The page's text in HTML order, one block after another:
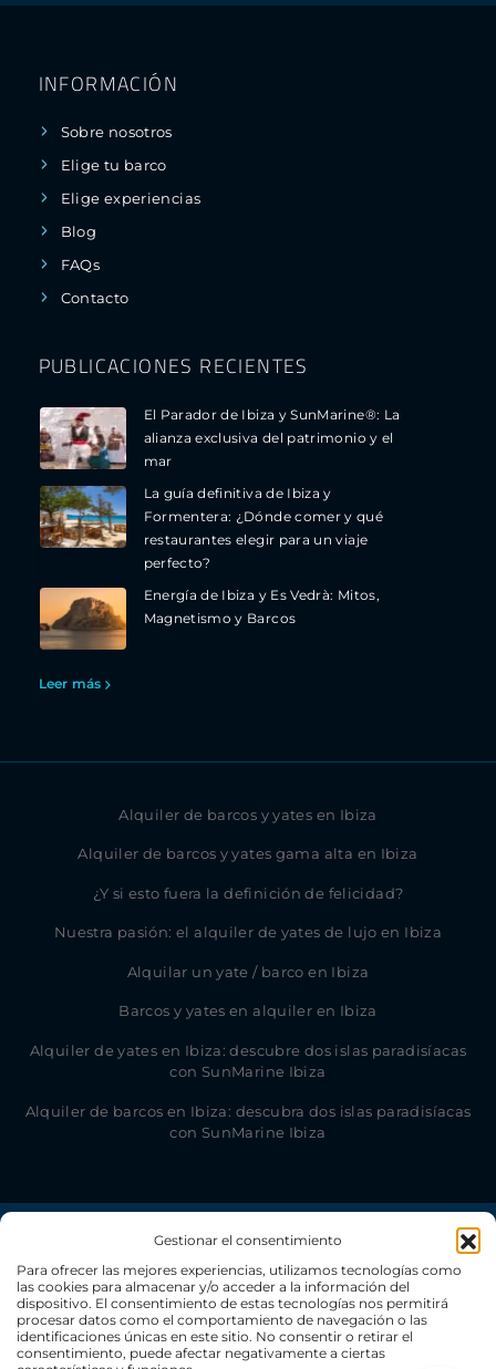
Gestionar el consentimiento
Para ofrecer las mejores experiencias, utilizamos tecnologías como
las cookies para almacenar y/o acceder a la información del
dispositivo. El consentimiento de estas tecnologías nos permitirá
procesar datos como el comportamiento de navegación o las
identificaciones únicas en este sitio. No consentir o retirar el
consentimiento, puede afectar negativamente a ciertas
INFORMACIÓN
Sobre nosotros
Elige tu barco
Elige experiencias
Blog
FAQs
Contacto
PUBLICACIONES RECIENTES
El Parador de Ibiza y SunMarine®: La
alianza exclusiva del patrimonio y el
mar
La guía definitiva de Ibiza y
Formentera: ¿Dónde comer y qué
restaurantes elegir para un viaje
perfecto?
Energía de Ibiza y Es Vedrà: Mitos,
Magnetismo y Barcos
Leer más
Alquiler de barcos y yates en Ibiza
Alquiler de barcos y yates gama alta en Ibiza
¿Y si esto fuera la definición de felicidad?
Nuestra pasión: el alquiler de yates de lujo en Ibiza
Alquilar un yate / barco en Ibiza
Barcos y yates en alquiler en Ibiza
Alquiler de yates en Ibiza: descubre dos islas paradisíacas
con SunMarine Ibiza
Alquiler de barcos en Ibiza: descubra dos islas paradisíacas
con SunMarine Ibiza